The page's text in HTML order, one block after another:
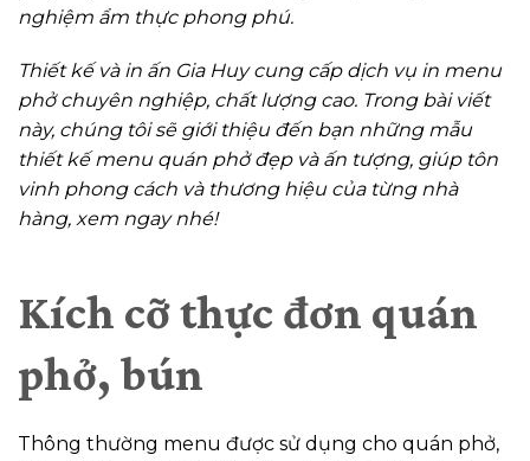
nghiệm ẩm thực phong phú.
Thiết kế và in ấn Gia Huy cung cấp dịch vụ in menu
phở chuyên nghiệp, chất lượng cao. Trong bài viết
này, chúng tôi sẽ giới thiệu đến bạn những mẫu
thiết kế menu quán phở đẹp và ấn tượng, giúp tôn
vinh phong cách và thương hiệu của từng nhà
hàng, xem ngay nhé!
Kích cỡ thực đơn quán
phở, bún
Thông thường menu được sử dụng cho quán phở,